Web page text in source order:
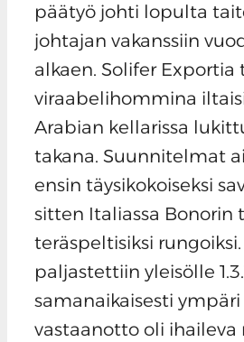
päätyö johti lopulta
johtajan vakanssiin
alkaen. Solifer Exportia
viraabelihommina
Arabian kellarissa
takana. Suunnitelmat
ensin täysikokoiseksi
sitten Italiassa Bonorin
teräspeltisiksi
paljastettiin yleisölle
samanaikaisesti
vastaanotto oli ihaileva